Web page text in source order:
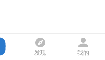
发现 我的